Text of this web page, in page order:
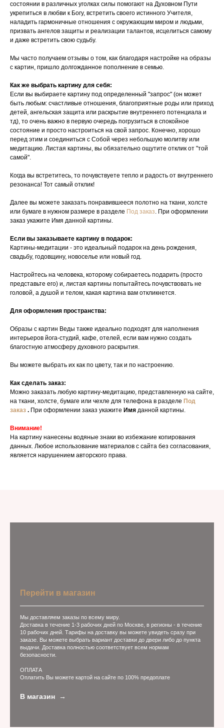
состоянии в различных уголках силы помогают на Духовном Пути
укрепиться в любви к Богу, встретить своего истинного Учителя,
наладить гармоничные отношения с окружающим миром и людьми,
призвать ангелов защиты и реализации талантов, исцелиться самому
и даже встретить свою судьбу.
Мы часто получаем отзывы о том, как благодаря настройке на образы
с картин, пришло долгожданное пополнение в семью.
Как же выбрать картину для себя:
Если вы выбираете картину под определенный "запрос" (он может
быть любым: счастливые отношения, благоприятные роды или приход
детей, ангельская защита или раскрытие внутреннего потенциала и
тд), то очень важно в первую очередь погрузиться в спокойное
состояние и просто настроиться на свой запрос. Конечно, хорошо
перед этим и соединиться с Собой через небольшую молитву или
медитацию. Листая картины, вы обязательно ощутите отклик от "той
самой".
Когда вы встретитесь, то почувствуете тепло и радость от внутреннего
резонанса! Тот самый отклик!
Далее вы можете заказать понравившееся полотно на ткани, холсте
или бумаге в нужном размере в разделе Под заказ. При оформлении
заказ укажите Имя данной картины.
Если вы заказываете картину в подарок:
Картины-медитации - это идеальный подарок на день рождения,
свадьбу, годовщину, новоселье или новый год.
Настройтесь на человека, которому собираетесь подарить (просто
представьте его) и, листая картины попытайтесь почувствовать не
головой, а душой и телом, какая картина вам откликнется.
Для оформления пространства:
Образы с картин Веды также идеально подходят для наполнения
интерьеров йога-студий, кафе, отелей, если вам нужно создать
благостную атмосферу духовного раскрытия.
Вы можете выбрать их как по цвету, так и по настроению.
Как сделать заказ:
Можно заказать любую картину-медитацию, представленную на сайте,
на ткани, холсте, бумаге или чехле для телефона в разделе Под
заказ . При оформлении заказ укажите Имя данной картины.
Внимание!
На картину нанесены водяные знаки во избежание копирования
данных. Любое использование материалов с сайта без согласования,
является нарушением авторского права.
Перейти в магазин
Мы доставляем заказы по всему миру.
Доставка в течение 1-3 рабочих дней по Москве, в регионы - в течение
10 рабочих дней. Тарифы на доставку вы можете увидеть сразу при
заказе. Вы можете выбрать вариант доставки до двери либо до пункта
выдачи. Доставка полностью соответствует всем нормам
безопасности.
ОПЛАТА
Оплатить Вы можете картой на сайте по 100% предоплате
В магазин